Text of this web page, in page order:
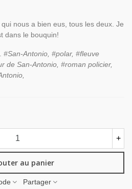
nous a bien eus, tous les deux. Je
dans le bouquin!
#San-Antonio, #polar, #fleuve
de San-Antonio, #roman policier,
+
au panier
Partager